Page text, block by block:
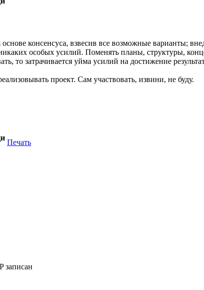
консенсуса, взвесив все возможные варианты;
особых усилий. Поменять планы, структуры,
то затрачивается уйма усилий на достижение
проект. Сам участвовать, извини, не буду.
Печать
записан